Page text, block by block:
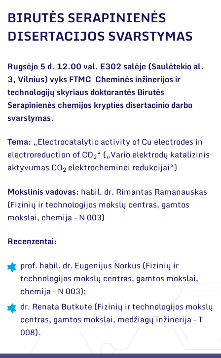
organizacijose bei asociacijose
Bendri rekvizitai
Darbuotojų kontaktai
BIRUTĖS SERAPINIENĖS
DISERTACIJOS SVARSTYMAS
Rugsėjo 5 d. 12.00 val. E302 salėje (Saulėtekio al.
3, Vilnius) vyks FTMC Cheminės inžinerijos ir
technologijų skyriaus doktorantės Birutės
Serapinienės chemijos krypties disertacinio darbo
svarstymas.
Tema: „Electrocatalytic activity of Cu electrodes in
electroreduction of CO2“ („Vario elektrodų katalizinis
aktyvumas CO2 elektrocheminei redukcijai“)
Mokslinis vadovas: habil. dr. Rimantas Ramanauskas
(Fizinių ir technologijos mokslų centras, gamtos
mokslai, chemija – N 003)
Recenzentai:
prof. habil. dr. Eugenijus Norkus (Fizinių ir
technologijos mokslų centras, gamtos mokslai,
chemija – N 003);
dr. Renata Butkutė (Fizinių ir technologijos mokslų
centras, gamtos mokslai, medžiagų inžinerija – T
008).